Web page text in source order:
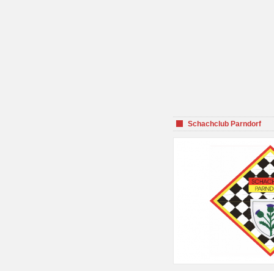
Schachclub Parndorf